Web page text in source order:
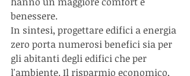
benessere.
In sintesi, progettare edifici a energia
zero porta numerosi benefici sia per
gli abitanti degli edifici che per
l'ambiente. Il risparmio economico,